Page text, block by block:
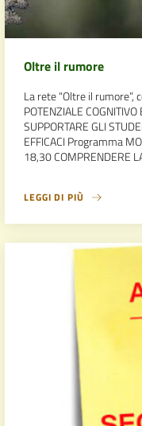
Oltre il rumore
La rete “Oltre il rumore”,
POTENZIALE
SUPPORTARE GLI
EFFICACI Programma
18,30 COMPRENDERE
LEGGI DI PIÙ